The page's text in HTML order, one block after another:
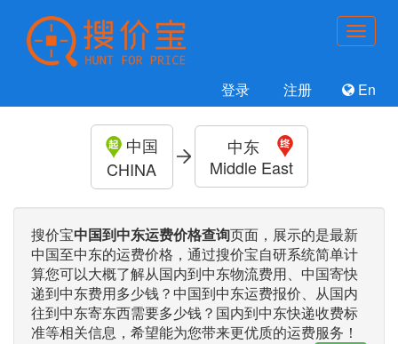
登录 注册 En
中国
CHINA
中东
Middle East
搜价宝中国到中东运费价格查询页面，展示的是最新
中国至中东的运费价格，通过搜价宝自研系统简单计
算您可以大概了解从国内到中东物流费用、中国寄快
递到中东费用多少钱？中国到中东运费报价、从国内
往到中东寄东西需要多少钱？国内到中东快递收费标
准等相关信息，希望能为您带来更优质的运费服务！